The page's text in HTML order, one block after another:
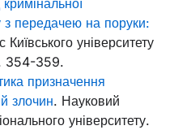
з передачею на поруки:
Київського університету
354-359.
призначення
злочин. Науковий
університету.